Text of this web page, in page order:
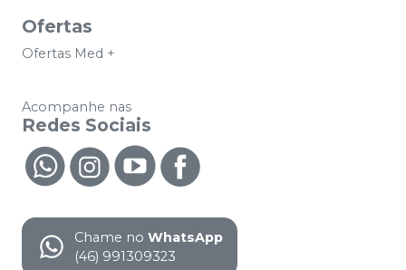
Ofertas
Ofertas Med +
Acompanhe nas
Redes Sociais
Chame no WhatsApp
(46) 991309323